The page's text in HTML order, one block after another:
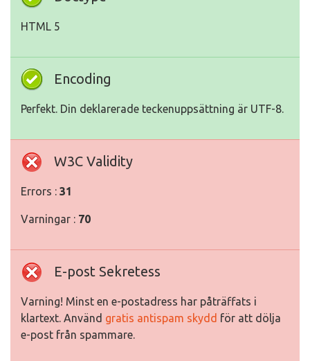
HTML 5
Encoding
Perfekt. Din deklarerade teckenuppsättning är UTF-8.
W3C Validity
Errors : 31
Varningar : 70
E-post Sekretess
Varning! Minst en e-postadress har påträffats i
klartext. Använd gratis antispam skydd för att dölja
e-post från spammare.